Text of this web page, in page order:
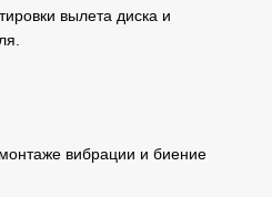
вылета диска и
вибрации и биение